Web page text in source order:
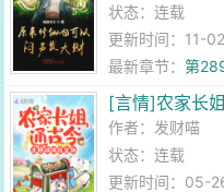
状态：连载
更新时间：11-
最新章节：第
[言情]农家长
作者： 发财喵
状态：连载
更新时间：05-